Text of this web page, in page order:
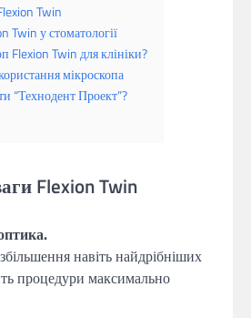
Twin
Twin у стоматології
Flexion Twin для клініки?
мікроскопа
“Технодент Проект”?
Flexion Twin
навіть найдрібніших
процедури максимально